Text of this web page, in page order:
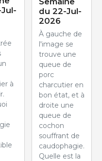
à
du 22-Jul-
2026
À gauche de
l'image se
trouve une
queue de
porc
charcutier en
bon état, et à
droite une
queue de
cochon
souffrant de
caudophagie.
Quelle est la